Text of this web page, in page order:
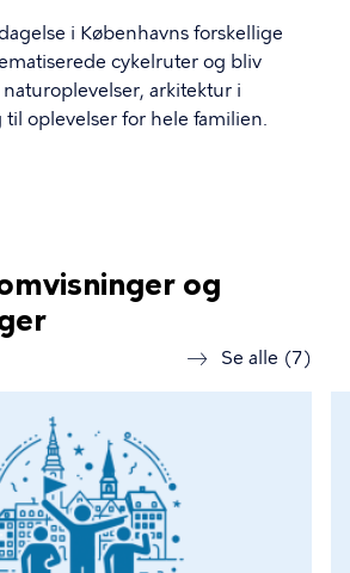
i Københavns forskellige
cykelruter og bliv
arkitektur i
til oplevelser for hele familien.
og
Se alle (7)